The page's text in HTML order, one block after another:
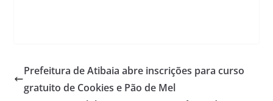
Prefeitura de Atibaia abre inscrições para curso
gratuito de Cookies e Pão de Mel